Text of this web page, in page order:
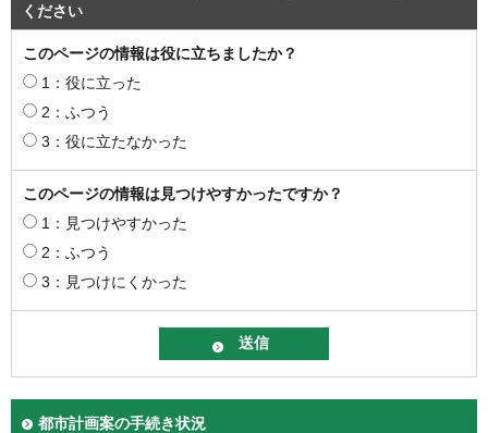
ください
このページの情報は役に立ちましたか？
1：役に立った
2：ふつう
3：役に立たなかった
このページの情報は見つけやすかったですか？
1：見つけやすかった
2：ふつう
3：見つけにくかった
都市計画案の手続き状況